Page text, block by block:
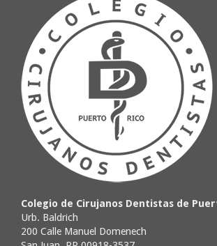
Colegio de Cirujanos Dentistas de
Urb. Baldrich
200 Calle Manuel Domenech